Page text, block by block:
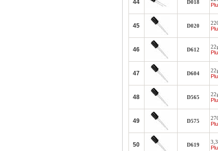
44 D018
45 D020
46 D612
47 D604
48 D565
49 D575
50 D619